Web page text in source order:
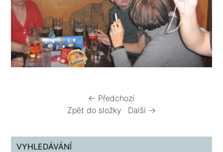
← Předchozí
Zpět do složky
Další →
VYHLEDÁVÁNÍ